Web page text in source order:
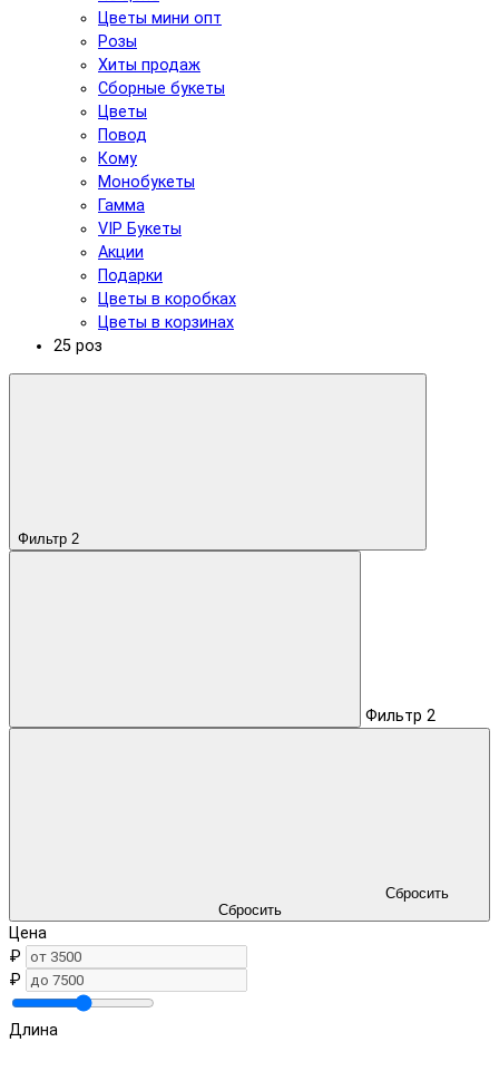
Цветы мини опт
Розы
Хиты продаж
Сборные букеты
Цветы
Повод
Кому
Монобукеты
Гамма
VIP Букеты
Акции
Подарки
Цветы в коробках
Цветы в корзинах
25 роз
Фильтр 2
Фильтр 2
Сбросить
Сбросить
Цена
₽
₽
Длина